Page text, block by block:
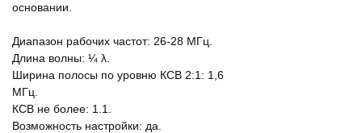
основании.
Диапазон рабочих частот: 26-28 МГц.
Длина волны: ¼ λ.
Ширина полосы по уровню КСВ 2:1: 1,6
МГц.
КСВ не более: 1.1.
Возможность настройки: да.